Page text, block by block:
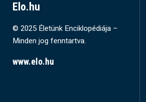
Elo.hu
© 2025 Életünk Enciklopédiája –
Minden jog fenntartva.
www.elo.hu